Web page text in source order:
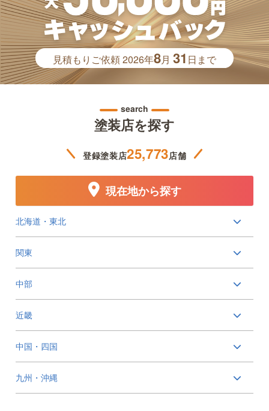
見積もりご依頼2026年8月31 日まで
search
塗装店を探す
登録塗装店25,773店舗
北海道・東北
関東
中部
近畿
中国・四国
九州・沖縄
現在地から探す